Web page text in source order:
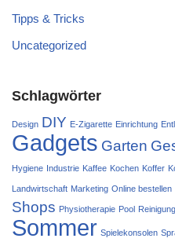
Tipps & Tricks
Uncategorized
Schlagwörter
Design DIY E-Zigarette Einrichtung
Gadgets Garten
Hygiene Industrie Kaffee Kochen Koffer
Landwirtschaft Marketing Online bestellen
Shops Physiotherapie Pool Reinigung
Sommer Spielekonsolen